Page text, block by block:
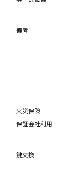
備考
火災保険
保証会社利用
鍵交換